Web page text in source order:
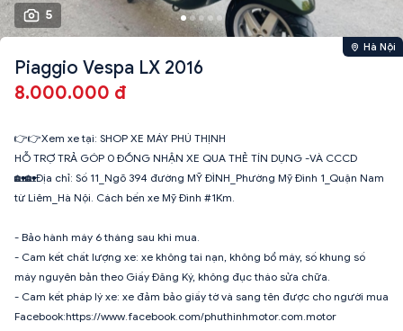
5
Hà Nội
Piaggio Vespa LX 2016
8.000.000 đ
👉👉Xem xe tại: SHOP XE MÁY PHÚ THỊNH
HỖ TRỢ TRẢ GÓP 0 ĐỒNG NHẬN XE QUA THẺ TÍN DỤNG -VÀ CCCD
🏡🏡Địa chỉ: Số 11_Ngõ 394 đường MỸ ĐÌNH_Phường Mỹ Đình 1_Quận Nam
từ Liêm_Hà Nội. Cách bến xe Mỹ Đình #1Km.
- Bảo hành máy 6 tháng sau khi mua.
- Cam kết chất lượng xe: xe không tai nạn, không bổ máy, số khung số
máy nguyên bản theo Giấy Đăng Ký, không đục tháo sửa chữa.
- Cam kết pháp lý xe: xe đảm bảo giấy tờ và sang tên được cho người mua
Facebook:https://www.facebook.com/phuthinhmotor.com.motor